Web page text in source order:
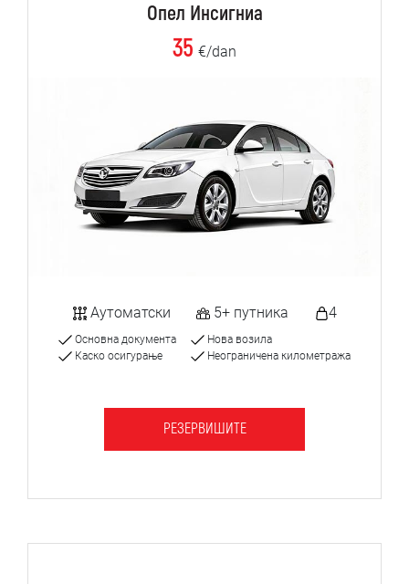
Опел Инсигниа
35 €/dan
Аутоматски 5+ путника 4
Основна документа
Каско осигурање
Нова возила
Неограничена километража
РЕЗЕРВИШИТЕ